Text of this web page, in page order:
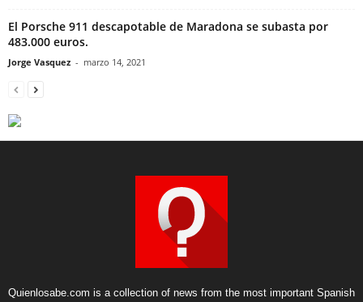
El Porsche 911 descapotable de Maradona se subasta por
483.000 euros.
Jorge Vasquez - marzo 14, 2021
Quienlosabe.com is a collection of news from the most important Spanish